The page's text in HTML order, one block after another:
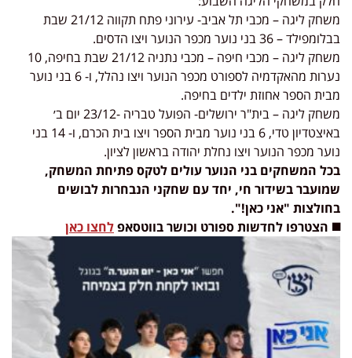
משחק ליגה – מכבי תל אביב- עירוני פתח תקווה 21/12 שבת
בבלומפילד – 36 בני נוער מכפר הנוער ויצו הדסים.
משחק ליגה – מכבי חיפה – מכבי נתניה 21/12 שבת בחיפה, 10
נערות מהאקדמיה לספורט מכפר הנוער ויצו נהלל, ו- 6 בני נוער
מבית הספר אחוזת ילדים בחיפה.
משחק ליגה – בית"ר ירושלים- הפועל טבריה -23/12 יום ב׳
באיצטדיון טדי, 6 בני נוער מבית הספר ויצו בית הכרם, ו- 14 בני
נוער מכפר הנוער ויצו נחלת יהודה בראשון לציון.
בכל המשחקים בני הנוער עולים לטקס פתיחת המשחק,
שמועבר בשידור חי, יחד עם שחקני הנבחרות לבושים
בחולצות "אני כאן!".
◼️ הצטרפו לחדשות ספורט וכושר בווטסאפלחצו כאן